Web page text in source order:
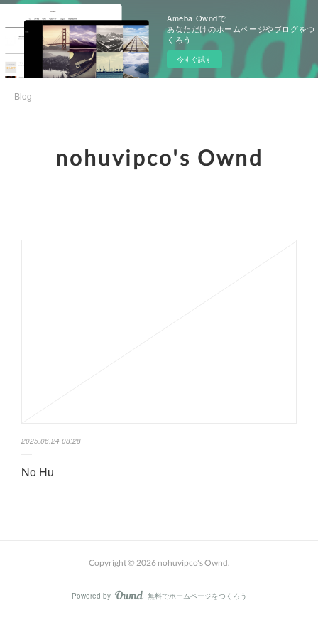
Ameba Owndで
あなただけのホームページやブログをつ
くろう
今すぐ試す
Blog
nohuvipco's Ownd
2025.06.24 08:28
No Hu
Copyright © 2026 nohuvipco's Ownd.
Powered by AmebaOwnd
無料でホームページをつくろう